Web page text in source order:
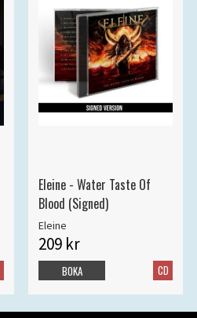
Eleine - Water Taste Of
Blood (Signed)
Eleine
209 kr
CD
BOKA